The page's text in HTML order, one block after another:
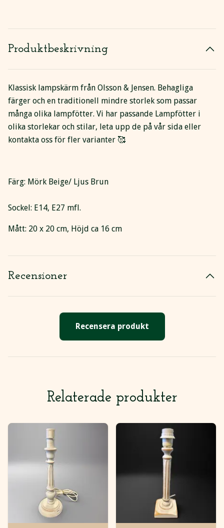
Produktbeskrivning
Klassisk lampskärm från Olsson & Jensen. Behagliga
färger och en traditionell mindre storlek som passar
många olika lampfötter. Vi har passande Lampfötter i
olika storlekar och stilar, leta upp de på vår sida eller
kontakta oss för fler varianter 🥰
Färg: Mörk Beige/ Ljus Brun
Sockel: E14, E27 mfl.
Mått: 20 x 20 cm, Höjd ca 16 cm
Recensioner
Recensera produkt
Relaterade produkter